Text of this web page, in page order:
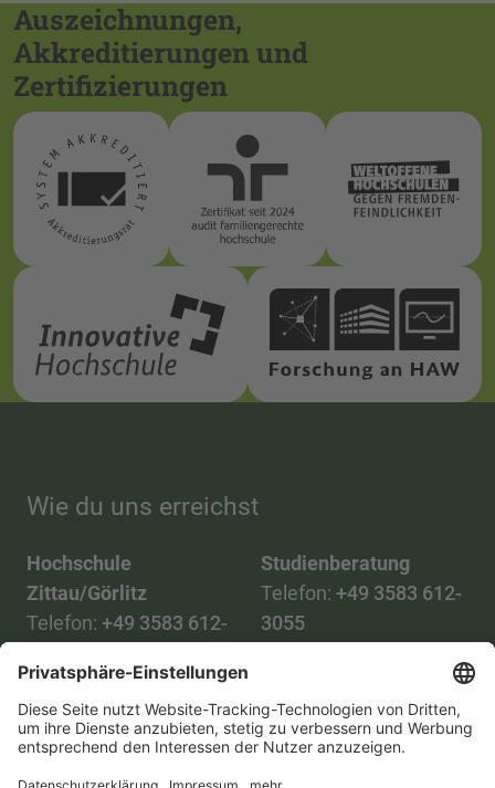
Auszeichnungen,
Akkreditierungen und
Zertifizierungen
Wie du uns erreichst
Hochschule
Zittau/Görlitz
Telefon: +49 3583 612-
Mail:info(at)hszg.de
Studienberatung
Telefon: +49 3583 612-
3055
Mail:
stud.info(at)hszg.de